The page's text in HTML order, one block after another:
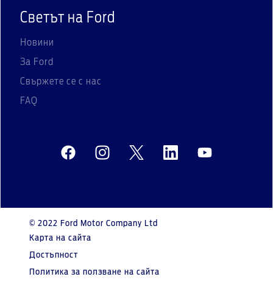
Светът на Ford
Новини
За Ford
Свържете се с нас
FAQ
© 2022 Ford Motor Company Ltd
Карта на сайта
Достъпност
Политика за ползване на сайта